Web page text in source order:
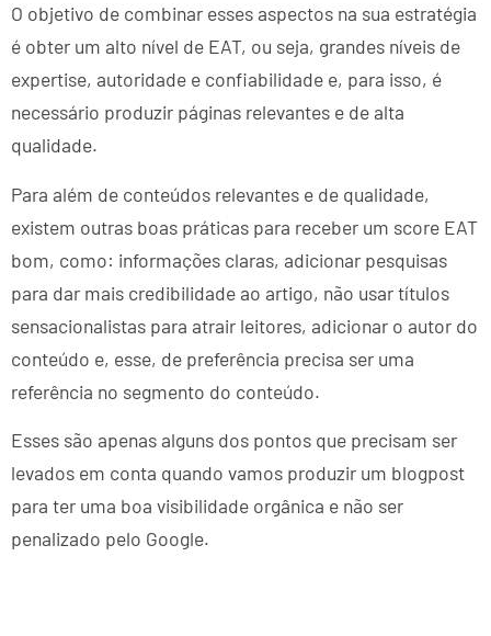
O objetivo de combinar esses aspectos na sua estratégia
é obter um alto nível de EAT, ou seja, grandes níveis de
expertise, autoridade e confiabilidade e, para isso, é
necessário produzir páginas relevantes e de alta
qualidade.
Para além de conteúdos relevantes e de qualidade,
existem outras boas práticas para receber um score EAT
bom, como: informações claras, adicionar pesquisas
para dar mais credibilidade ao artigo, não usar títulos
sensacionalistas para atrair leitores, adicionar o autor do
conteúdo e, esse, de preferência precisa ser uma
referência no segmento do conteúdo.
Esses são apenas alguns dos pontos que precisam ser
levados em conta quando vamos produzir um blogpost
para ter uma boa visibilidade orgânica e não ser
penalizado pelo Google.